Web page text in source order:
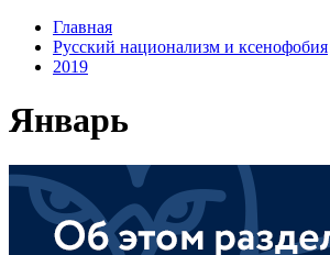
Главная
Русский национализм и ксенофобия
2019
Январь